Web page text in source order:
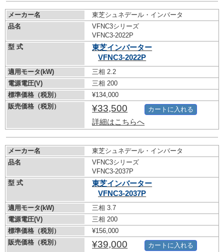
メーカー名
東芝シュネデール・インバータ
品名
VFNC3シリーズ
VFNC3-2022P
型 式
東芝インバーター
VFNC3-2022P
適用モータ(kW)
三相 2.2
電源電圧(V)
三相 200
標準価格（税別）
¥134,000
販売価格（税別）
¥33,500
詳細はこちらへ
カートに入れる
メーカー名
東芝シュネデール・インバータ
品名
VFNC3シリーズ
VFNC3-2037P
型 式
東芝インバーター
VFNC3-2037P
適用モータ(kW)
三相 3.7
電源電圧(V)
三相 200
標準価格（税別）
¥156,000
販売価格（税別）
¥39,000 カートに入れる